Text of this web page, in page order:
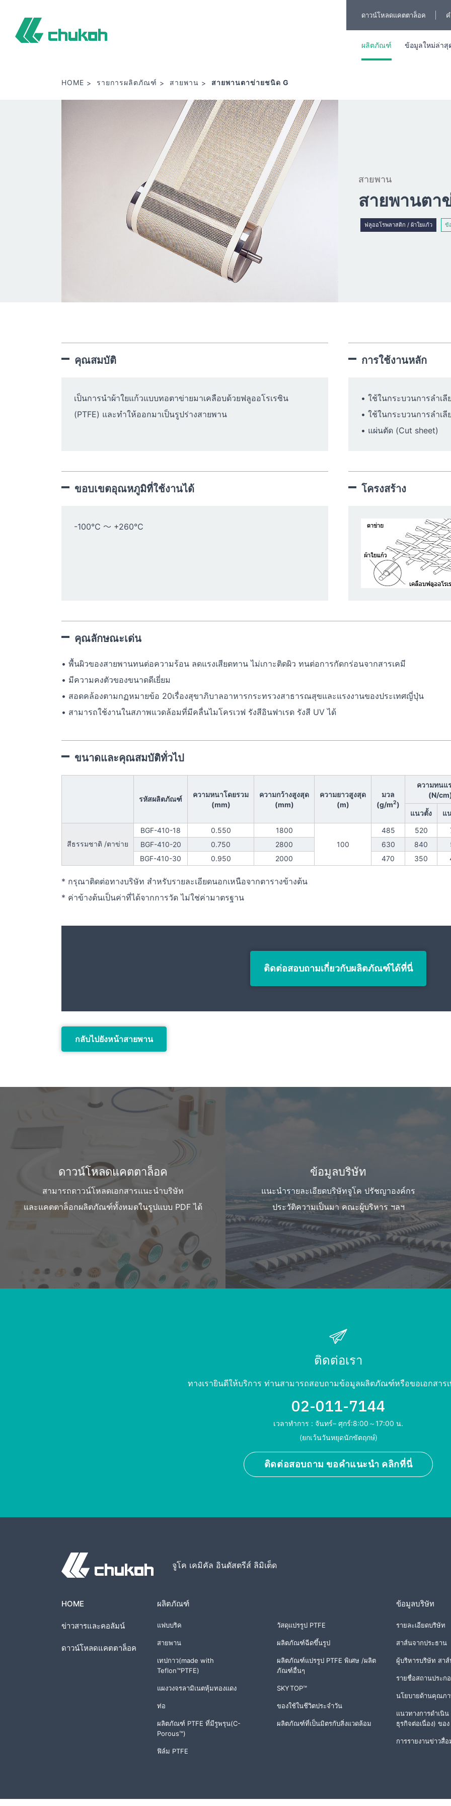
ดาวน์โหลดแคตตาล็อค
ผลิตภัณฑ์ ข้อมูลใหม่ล่าสุ
HOME รายการผลิตภัณฑ์ สายพาน สายพานตาข่ายชนิด G
สายพาน
สายพานตา
ฟลูออโรพลาสติก / ผ้าใยแก้ว ข้
คุณสมบัติ
เป็นการนำผ้าใยแก้วแบบทอตาข่ายมาเคลือบด้วยฟลูออโรเรซิน
(PTFE) และทำให้ออกมาเป็นรูปร่างสายพาน
การใช้งานหลัก
• ใช้ในกระบวนการลำเ
• ใช้ในกระบวนการลำเลี
• แผ่นตัด (Cut sheet)
ขอบเขตอุณหภูมิที่ใช้งานได้
-100℃ 〜 +260℃
โครงสร้าง
คุณลักษณะเด่น
• พื้นผิวของสายพานทนต่อความร้อน ลดแรงเสียดทาน ไม่เกาะติดผิว ทนต่อการกัดกร่อนจากสารเคมี
• มีความคงตัวของขนาดดีเยี่ยม
• สอดคล้องตามกฏหมายข้อ 20เรื่องสุขาภิบาลอาหารกระทรวงสาธารณสุขและแรงงานของประเทศญี่ปุ่น
• สามารถใช้งานในสภาพแวดล้อมที่มีคลื่นไมโครเวฟ รังสีอินฟาเรด รังสี UV ได้
ขนาดและคุณสมบัติทั่วไป
รหัสผลิตภัณฑ์
ความหนาโดยรวม
(mm)
ความกว้างสูงสุด
(mm)
ความยาวสูงสุด
(m)
มวล
(g/m2)
ความทนแ
(N/
แนวตั้ง แ
สีธรรมชาติ /ตาข่าย
BGF-410-18 0.550
1800
100
485 520
BGF-410-20
0.750 2800 630 840
BGF-410-30
0.950 2000 470 350
* กรุณาติดต่อทางบริษัท สำหรับรายละเอียดนอกเหนือจากตารางข้างต้น
* ค่าข้างต้นเป็นค่าที่ได้จากการวัด ไม่ใช่ค่ามาตรฐาน
ติดต่อสอบถามเกี่ยวกับผลิตภัณฑ์ได้ที่นี่
กลับไปยังหน้าสายพาน
ดาวน์โหลดแคตตาล็อค
สามารถดาวน์โหลดเอกสารแนะนำบริษัท
และแคตตาล็อกผลิตภัณฑ์ทั้งหมดในรูปแบบ PDF ได้
ข้อมูลบริษัท
แนะนำรายละเอียดบริษัทจูโค ปรัชญาองค์กร
ประวัติความเป็นมา คณะผู้บริหาร ฯลฯ
ติดต่อเรา
ทางเรายินดีให้บริการ ท่านสามารถสอบถามข้อมูลผลิตภัณฑ์หรือขอเอกสาร
02-011-7144
เวลาทำการ : จันทร์– ศุกร์:8:00～17:00 น.
(ยกเว้นวันหยุดนักขัตฤกษ์)
ติดต่อสอบถาม ขอคำแนะนำ คลิกที่นี่
จูโค เคมิคัล อินดัสตรีส์ ลิมิเต็ด
HOME
ข่าวสารและคอลัมน์
ดาวน์โหลดแคตตาล็อค
ผลิตภัณฑ์
แฟบบริค
สายพาน
เทปกาว(made with
Teflon™PTFE)
แผงวงจรลามิเนตหุ้มทองแดง
ท่อ
ผลิตภัณฑ์ PTFE ที่มีรูพรุน(C-
Porous™)
ฟิล์ม PTFE
วัสดุแปรรูป PTFE
ผลิตภัณฑ์ฉีดขึ้นรูป
ผลิตภัณฑ์แปรรูป PTFE พิเศษ /ผลิต
ภัณฑ์อื่นๆ
SKYTOP™
ของใช้ในชีวิตประจำวัน
ผลิตภัณฑ์ที่เป็นมิตรกับสิ่งแวดล้อม
ข้อมูลบริษัท
รายละเอียดบริษัท
สาส์นจากประธาน
ผู้บริหารบริษัท สา
รายชื่อสถานประก
นโยบายด้านคุณภ
แนวทางการดำเนิ
ธุรกิจต่อเนื่อง) ขอ
การรายงานข่าวสื่